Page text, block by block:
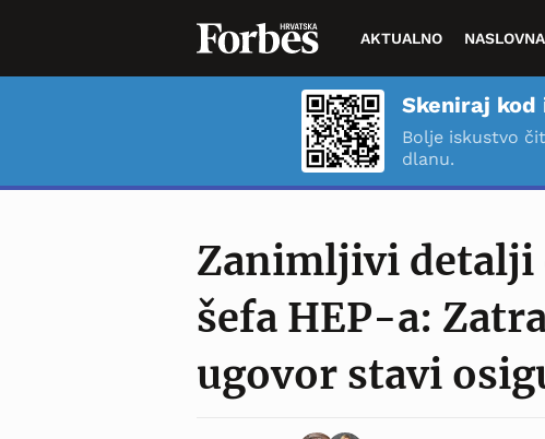
AKTUALNO NASLOVNA
Skeniraj
Bolje iskustvo
dlanu.
Zanimljivi detalji
šefa HEP-a:
ugovor stavi